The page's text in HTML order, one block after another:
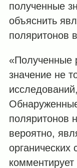
полученные
объяснить
поляритонов
«Полученные
значение не
поляритонов
вероятно,
органических